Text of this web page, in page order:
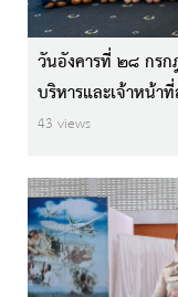
วันอังคารที่ ๒๘ กร
บริหารและเจ้าหน้า
หน้าพระบรมฉายาลัก
43 views